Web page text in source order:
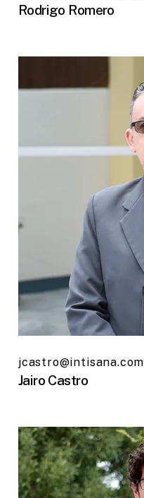
Rodrigo Romero
jcastro@intisana.com
Jairo Castro